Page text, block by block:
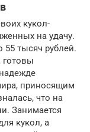
кукол-
на удачу.
тысяч рублей.
готовы
приносящим
что на
Занимается
кукол, а